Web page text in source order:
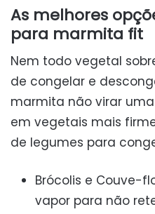
As melhores
para marmita fit
Nem todo vegetal
de congelar e
marmita não virar
em vegetais mais
de legumes para
Brócolis e Couve-
vapor para não